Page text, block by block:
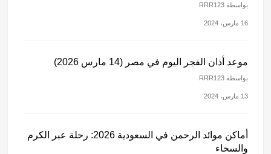
بواسطة RRR123
16 مارس، 2024
موعد أذان الفجر اليوم في مصر (14 مارس 2026)
بواسطة RRR123
13 مارس، 2024
أماكن موائد الرحمن في السعودية 2026: رحلة عبر الكرم
والسخاء